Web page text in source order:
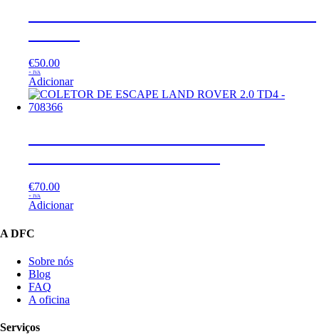
€50.00
+ IVA
Adicionar
€70.00
+ IVA
Adicionar
A DFC
Sobre nós
Blog
FAQ
A oficina
Serviços